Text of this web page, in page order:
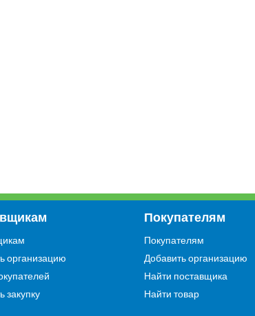
организацию
закупку
Покупателям
Покупателям
Добавить организацию
Найти поставщика
Найти товар